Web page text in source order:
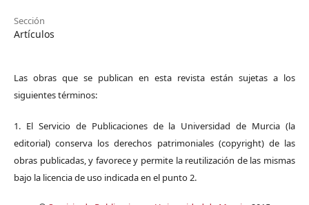
Sección
Artículos
Las obras que se publican en esta revista están sujetas a los
siguientes términos:
1. El Servicio de Publicaciones de la Universidad de Murcia (la
editorial) conserva los derechos patrimoniales (copyright) de las
obras publicadas, y favorece y permite la reutilización de las mismas
bajo la licencia de uso indicada en el punto 2.